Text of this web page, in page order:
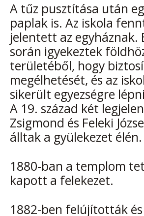
A tűz pusztítása után
paplak is. Az iskola
jelentett az
során igyekeztek
területéből, hogy
megélhetését, és az
sikerült egyezségre
A 19. század két
Zsigmond és Feleki
álltak a gyülekezet élén.
1880-ban a templom
kapott a felekezet.
1882-ben felújították